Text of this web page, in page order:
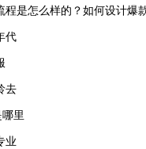
程是怎么样的？如何设计爆
代
去
里
业